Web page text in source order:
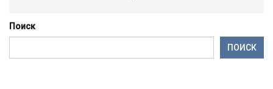
Поиск
ПОИСК